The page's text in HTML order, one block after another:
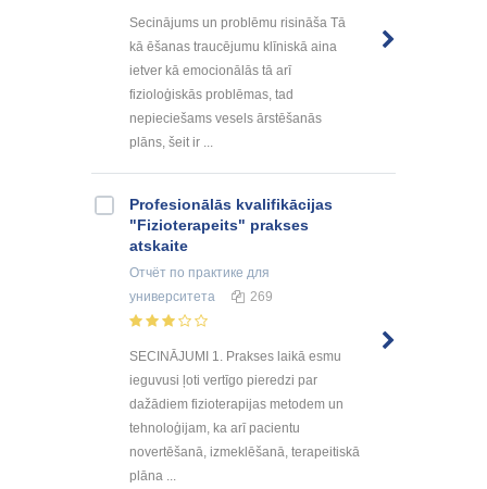
Secinājums un problēmu risināša Tā
kā ēšanas traucējumu klīniskā aina
ietver kā emocionālās tā arī
fizioloģiskās problēmas, tad
nepieciešams vesels ārstēšanās
plāns, šeit ir ...
Profesionālās kvalifikācijas
"Fizioterapeits" prakses
atskaite
Отчёт по практике для
университета
269
SECINĀJUMI 1. Prakses laikā esmu
ieguvusi ļoti vertīgo pieredzi par
dažādiem fizioterapijas metodem un
tehnoloģijam, ka arī pacientu
novertēšanā, izmeklēšanā, terapeitiskā
plāna ...